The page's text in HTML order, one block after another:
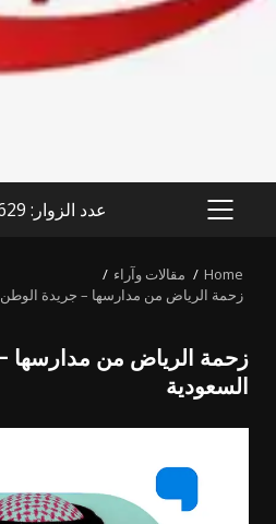
PRIMARY
عدد الزوار: 1187629
Home
مقالات وآراء
زحمة الرياض من مدارسها – جريدة الوطن
زحمة الرياض من مدارسها
السعودية